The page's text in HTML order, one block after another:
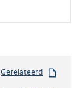
Gerelateerd